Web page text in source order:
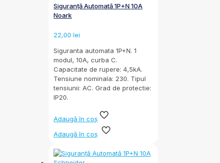
Siguranță Automată 1P+N 10A
Noark
22,00lei
Siguranta automata 1P+N. 1
modul, 10A, curba C.
Capacitate de rupere: 4,5kA.
Tensiune nominala: 230. Tipul
tensiunii: AC. Grad de protectie:
IP20.
Adaugă în coș
Adaugă în coș